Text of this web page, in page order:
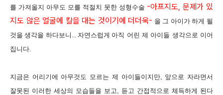
를 가져올지 아무도 모를 적절치 못한 성형수술 -아프지도, 문제가 있
지도 않은 얼굴에 칼을 대는 것이기에 더더욱- 을 그 아이가 하게 될
것을 생각을 하다보니... 자연스럽게 아직 어린 제 아이들 생각으로 이어
집니다.
지금은 어리기에 아무것도 모르는 제 아이들이지만, 앞으로 자라면서
잘못된 이러한 세상의 모습들을 보고, 듣고 간접적으로 체득하게 된다